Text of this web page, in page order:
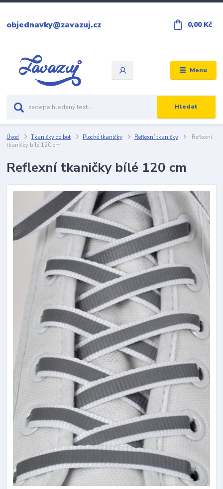
Menu
Hledat
objednavky@zavazuj.cz 0,00 Kč
Úvod Tkaničky do bot Ploché tkaničky Reflexní tkaničky
Reflexní
tkaničky bílé 120 cm
Reflexní tkaničky bílé 120 cm